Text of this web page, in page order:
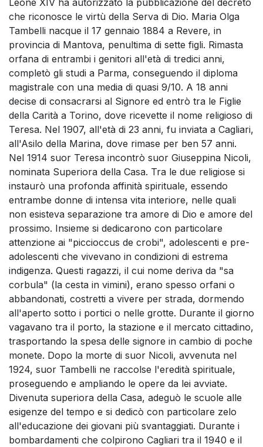
Leone XIV ha autorizzato la pubblicazione del decreto
che riconosce le virtù della Serva di Dio. Maria Olga
Tambelli nacque il 17 gennaio 1884 a Revere, in
provincia di Mantova, penultima di sette figli. Rimasta
orfana di entrambi i genitori all'età di tredici anni,
completò gli studi a Parma, conseguendo il diploma
magistrale con una media di quasi 9/10. A 18 anni
decise di consacrarsi al Signore ed entrò tra le Figlie
della Carità a Torino, dove ricevette il nome religioso di
Teresa. Nel 1907, all'età di 23 anni, fu inviata a Cagliari,
all'Asilo della Marina, dove rimase per ben 57 anni.
Nel 1914 suor Teresa incontrò suor Giuseppina Nicoli,
nominata Superiora della Casa. Tra le due religiose si
instaurò una profonda affinità spirituale, essendo
entrambe donne di intensa vita interiore, nelle quali
non esisteva separazione tra amore di Dio e amore del
prossimo. Insieme si dedicarono con particolare
attenzione ai "piccioccus de crobi", adolescenti e pre-
adolescenti che vivevano in condizioni di estrema
indigenza. Questi ragazzi, il cui nome deriva da "sa
corbula" (la cesta in vimini), erano spesso orfani o
abbandonati, costretti a vivere per strada, dormendo
all'aperto sotto i portici o nelle grotte. Durante il giorno
vagavano tra il porto, la stazione e il mercato cittadino,
trasportando la spesa delle signore in cambio di poche
monete. Dopo la morte di suor Nicoli, avvenuta nel
1924, suor Tambelli ne raccolse l'eredità spirituale,
proseguendo e ampliando le opere da lei avviate.
Divenuta superiora della Casa, adeguò le scuole alle
esigenze del tempo e si dedicò con particolare zelo
all'educazione dei giovani più svantaggiati. Durante i
bombardamenti che colpirono Cagliari tra il 1940 e il